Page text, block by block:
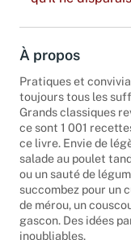
qu'il ne
À propos
Pratiques et
toujours tous les
Grands classiques
ce sont 1 001
ce livre. Envie de
salade au poulet
ou un sauté de
succombez pour un
de mérou, un
gascon. Des idées